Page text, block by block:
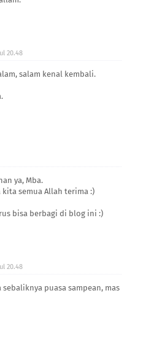
20.48
salam kenal kembali.
ya, Mba.
kita semua Allah terima :)
bisa berbagi di blog ini :)
20.48
sebaliknya puasa sampean, mas